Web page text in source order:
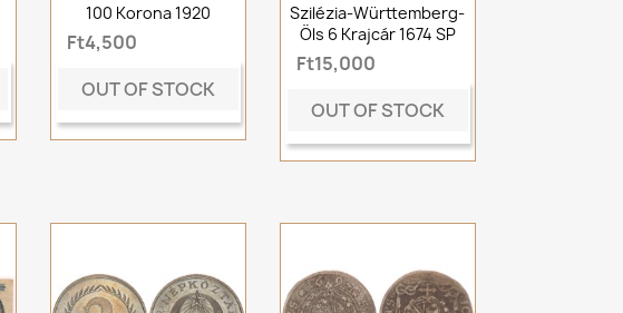
100 Korona 1920
Ft4,500
OUT OF STOCK
Szilézia-Württemberg-
Öls 6 Krajcár 1674 SP
Ft15,000
OUT OF STOCK